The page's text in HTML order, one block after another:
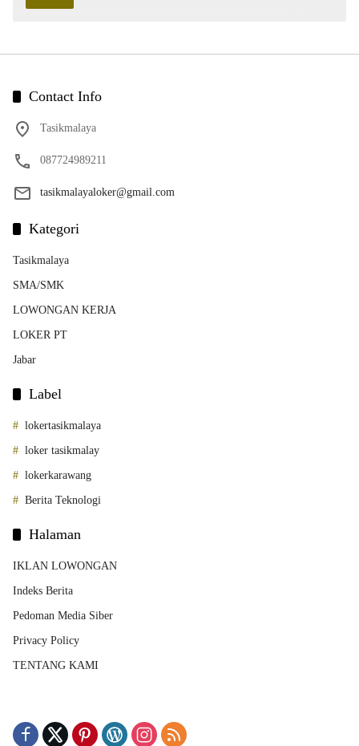
Contact Info
Tasikmalaya
087724989211
tasikmalayaloker@gmail.com
Kategori
Tasikmalaya
SMA/SMK
LOWONGAN KERJA
LOKER PT
Jabar
Label
lokertasikmalaya
loker tasikmalay
lokerkarawang
Berita Teknologi
Halaman
IKLAN LOWONGAN
Indeks Berita
Pedoman Media Siber
Privacy Policy
TENTANG KAMI